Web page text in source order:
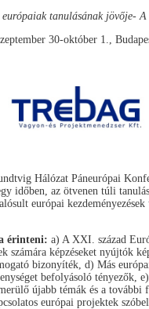
tanulásának jövője-
30-október 1.,
Hálózat Páneurópai
időben, az ötvenen túli
európai
érinteni: a) A XXI. század
számára képzéseket nyújtók
bizonyíték, d) Más
befolyásoló tényezők,
újabb témák és a
európai projektek